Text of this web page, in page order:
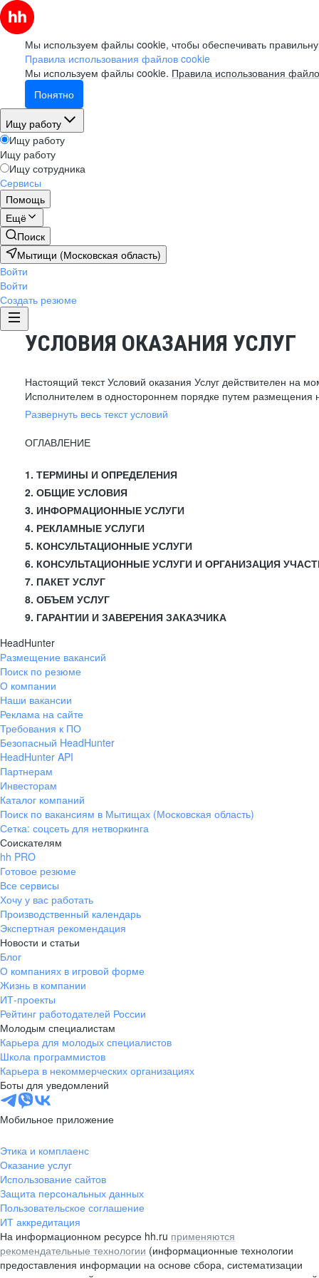
Мы используем файлы cookie, чтобы обеспечивать
Правила использования файлов cookie
Мы используем файлы cookie. Правила использования
Понятно
Ищу работу
Ищу работу
Ищу работу
Ищу сотрудника
Сервисы
Помощь
Ещё
Поиск
Мытищи (Московская область)
Войти
Войти
Создать резюме
УСЛОВИЯ ОКАЗАНИЯ УСЛУГ
Настоящий текст Условий оказания Услуг действителен на
Исполнителем в одностороннем порядке путем размещения
Развернуть весь текст условий
ОГЛАВЛЕНИЕ
1. ТЕРМИНЫ И ОПРЕДЕЛЕНИЯ
2. ОБЩИЕ УСЛОВИЯ
3. ИНФОРМАЦИОННЫЕ УСЛУГИ
4. РЕКЛАМНЫЕ УСЛУГИ
5. КОНСУЛЬТАЦИОННЫЕ УСЛУГИ
6. КОНСУЛЬТАЦИОННЫЕ УСЛУГИ И ОРГАНИЗАЦИЯ
7. ПАКЕТ УСЛУГ
8. ОБЪЕМ УСЛУГ
9. ГАРАНТИИ И ЗАВЕРЕНИЯ ЗАКАЗЧИКА
HeadHunter
Размещение вакансий
Поиск по резюме
О компании
Наши вакансии
Реклама на сайте
Требования к ПО
Безопасный HeadHunter
HeadHunter API
Партнерам
Инвесторам
Каталог компаний
Поиск по вакансиям в Мытищах (Московская область)
Сетка: соцсеть для нетворкинга
Соискателям
hh PRO
Готовое резюме
Все сервисы
Хочу у вас работать
Производственный календарь
Экспертная рекомендация
Новости и статьи
Блог
О компаниях в игровой форме
Жизнь в компании
ИТ-проекты
Рейтинг работодателей России
Молодым специалистам
Карьера для молодых специалистов
Школа программистов
Карьера в некоммерческих организациях
Боты для уведомлений
Мобильное приложение
Этика и комплаенс
Оказание услуг
Использование сайтов
Защита персональных данных
Пользовательское соглашение
ИТ аккредитация
На информационном ресурсе hh.ru применяются
рекомендательные технологии (информационные технологии
предоставления информации на основе сбора, систематизации